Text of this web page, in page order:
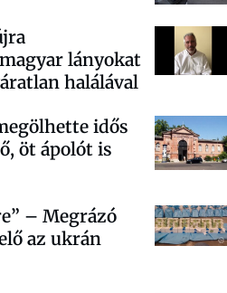
lányokat
halálával
idős
öt ápolót is
– Megrázó
az ukrán